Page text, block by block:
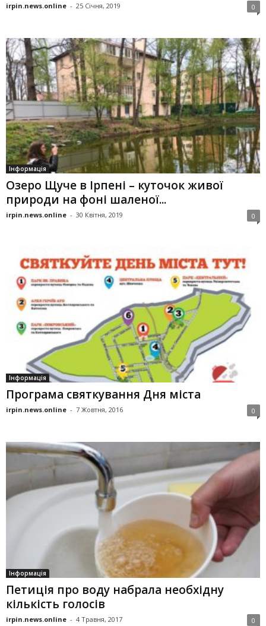
irpin.news.online - 25 Січня, 2019 0
Інформація
Озеро Щуче в Ірпені – куточок живої
природи на фоні шаленої...
irpin.news.online - 30 Квітня, 2019 0
Інформація
Програма святкування Дня міста
irpin.news.online - 7 Жовтня, 2016 0
Інформація
Петиція про воду набрала необхідну
кількість голосів
irpin.news.online - 4 Травня, 2017 0